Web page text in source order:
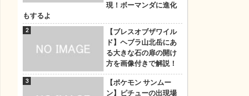
現！ボーマンダに進化
もするよ
【ブレスオブザワイル
ド】ヘブラ山北岳にあ
る大きな石の扉の開け
方を画像付きで解説！
【ポケモン サンムー
ン】ピチューの出現場